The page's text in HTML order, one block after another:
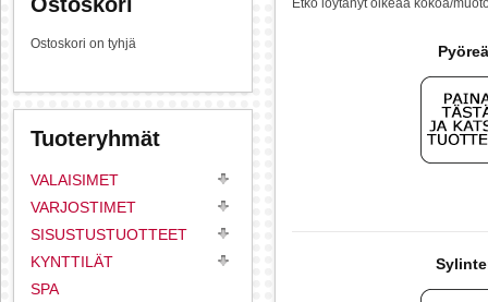
Etkö löytänyt oikeaa kokoa/
Ostoskori on tyhjä
Tuoteryhmät
VALAISIMET
VARJOSTIMET
SISUSTUSTUOTTEET
KYNTTILÄT
SPA